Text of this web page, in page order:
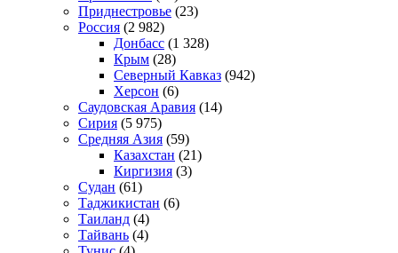
Приднестровье (23)
Россия (2 982)
Донбасс (1 328)
Крым (28)
Северный Кавказ (942)
Херсон (6)
Саудовская Аравия (14)
Сирия (5 975)
Средняя Азия (59)
Казахстан (21)
Киргизия (3)
Судан (61)
Таджикистан (6)
Таиланд (4)
Тайвань (4)